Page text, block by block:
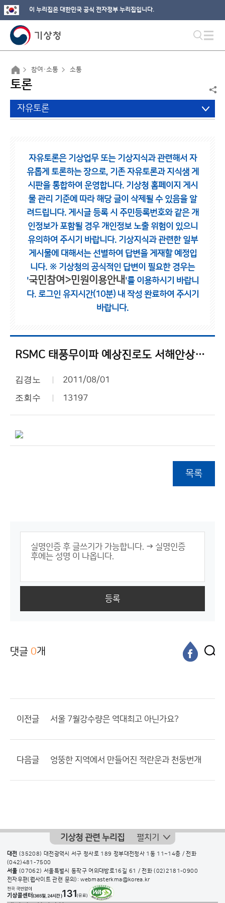
이 누리집은 대한민국 공식 전자정부 누리집입니다.
참여·소통 소통
토론
자유토론
자유토론은 기상업무 또는 기상지식과 관련해서 자
유롭게 토론하는 장으로, 기존 자유토론과 지식샘 게
시판을 통합하여 운영합니다. 기상청 홈페이지 게시
물 관리 기준에 따라 해당 글이 삭제될 수 있음을 알
려드립니다. 게시글 등록 시 주민등록번호와 같은 개
인정보가 포함될 경우 개인정보 노출 위험이 있으니
유의하여 주시기 바랍니다. 기상지식과 관련한 일부
게시물에 대해서는 선별하여 답변을 게재할 예정입
니다. ※ 기상청의 공식적인 답변이 필요한 경우는
'국민참여>민원이용안내 '를 이용하시기 바랍니
다. 로그인 유지시간(10분) 내 작성 완료하여 주시기
바랍니다.
RSMC 태풍무이파 예상진로도 서해안상륙?
김경노 2011/08/01
조회수 13197
목록
등록
댓글 0개
이전글 서울 7월강수량은 역대최고 아닌가요?
다음글 엉뚱한 지역에서 만들어진 적란운과 천둥번개
기상청 관련 누리집 펼치기
대전 (35208) 대전광역시 서구 청사로 189 정부대전청사 1동 11~14층 / 전화
(042)481-7500
서울 (07062) 서울특별시 동작구 여의대방로16길 61 / 전화(02)2181-0900
전자우편(웹사이트 관련 문의): webmasterkma@korea.kr